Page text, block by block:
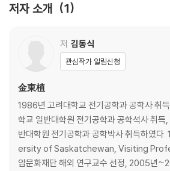
(1) 전치행렬
(3) 행렬의 분해
1.4 행렬식의 정의와 성질
(1) 행렬식의 정의와 계산
(2) 행렬식의 성질
1.5 행렬식의 Laplace 전개
(1) 소행렬식과 여인수
(2) Laplace 전개
1.6 역행렬의 정의와 성질
저자 소개 1
저 김동식
관심작가 알림신청
金東植
1986년 고려대학교 전기공학과 공학사 취
학교 일반대학원 전기공학과 공학석사 취득
반대학원 전기공학과 공학박사 취득하였
ersity of Saskatchewan, Visiting
암문화재단 해외 연구교수 선정, 2005